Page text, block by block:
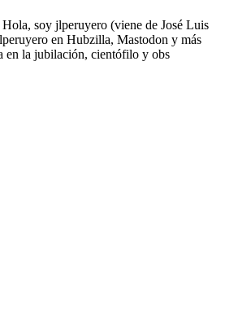
soy jlperuyero (viene de José Luis
en Hubzilla, Mastodon y más
en la jubilación, cientófilo y obs